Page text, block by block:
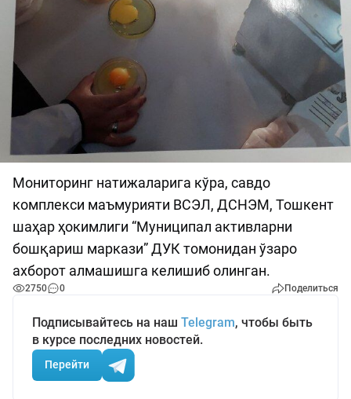
Мониторинг натижаларига кўра, савдо
комплекси маъмурияти ВСЭЛ, ДСНЭМ, Тошкент
шаҳар ҳокимлиги “Муниципал активларни
бошқариш маркази” ДУК томонидан ўзаро
ахборот алмашишга келишиб олинган.
2750 0 Поделиться
Подписывайтесь на наш Telegram, чтобы быть
в курсе последних новостей.
Перейти